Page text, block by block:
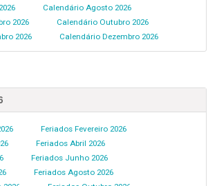
Calendário Agosto 2026
2026
Calendário Outubro 2026
2026
Calendário Dezembro 2026
Feriados Fevereiro 2026
Feriados Abril 2026
Feriados Junho 2026
Feriados Agosto 2026